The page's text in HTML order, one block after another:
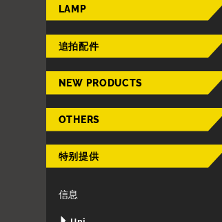
LAMP
追拍配件
NEW PRODUCTS
OTHERS
特别提供
信息